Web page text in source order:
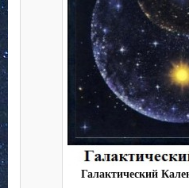
Галактический